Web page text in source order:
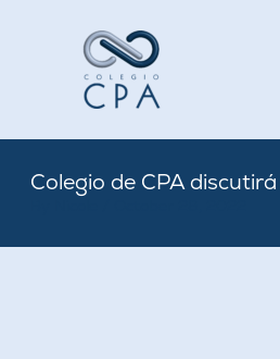
Colegio de CPA